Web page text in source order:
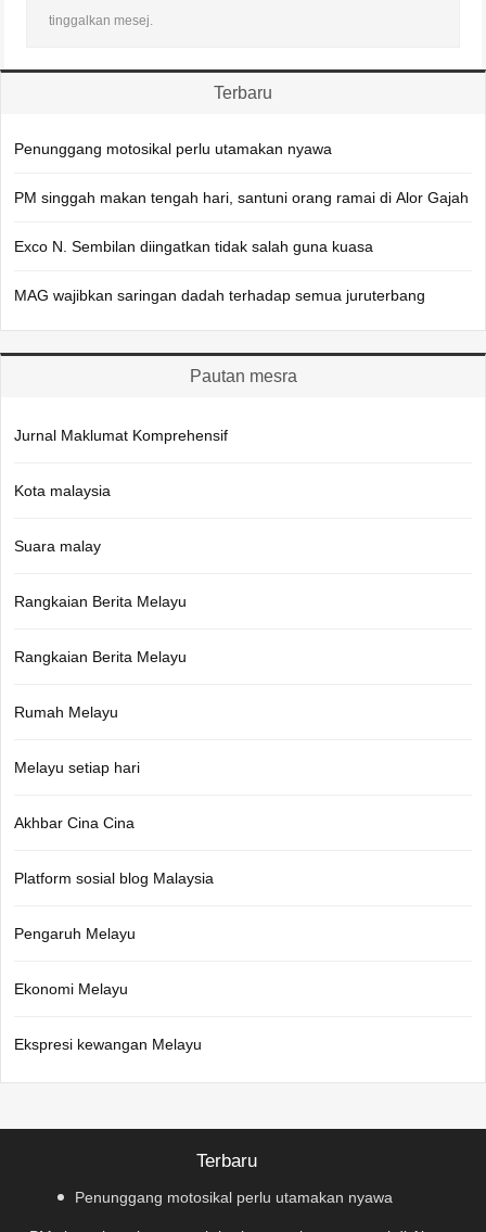
tinggalkan mesej.
Terbaru
Penunggang motosikal perlu utamakan nyawa
PM singgah makan tengah hari, santuni orang ramai di Alor Gajah
Exco N. Sembilan diingatkan tidak salah guna kuasa
MAG wajibkan saringan dadah terhadap semua juruterbang
Pautan mesra
Jurnal Maklumat Komprehensif
Kota malaysia
Suara malay
Rangkaian Berita Melayu
Rangkaian Berita Melayu
Rumah Melayu
Melayu setiap hari
Akhbar Cina Cina
Platform sosial blog Malaysia
Pengaruh Melayu
Ekonomi Melayu
Ekspresi kewangan Melayu
Terbaru
Penunggang motosikal perlu utamakan nyawa